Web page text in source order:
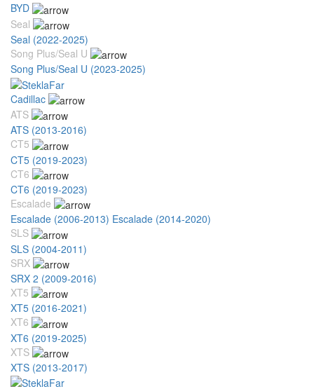
BYD
Seal
Seal (2022-2025)
Song Plus/Seal U
Song Plus/Seal U (2023-2025)
Cadillac
ATS
ATS (2013-2016)
CT5
CT5 (2019-2023)
CT6
CT6 (2019-2023)
Escalade
Escalade (2006-2013) Escalade (2014-2020)
SLS
SLS (2004-2011)
SRX
SRX 2 (2009-2016)
XT5
XT5 (2016-2021)
XT6
XT6 (2019-2025)
XTS
XTS (2013-2017)